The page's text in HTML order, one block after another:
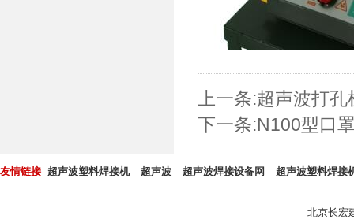
上一条:超声波打孔
下一条:N100型口
友情链接 超声波塑料焊接机 超声波 超声波焊接设备网 超声波塑料焊接
北京长宏